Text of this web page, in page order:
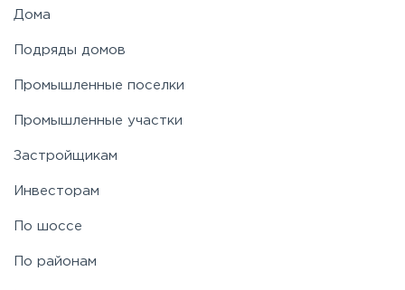
Дома
Подряды домов
Промышленные поселки
Промышленные участки
Застройщикам
Инвесторам
По шоссе
По районам